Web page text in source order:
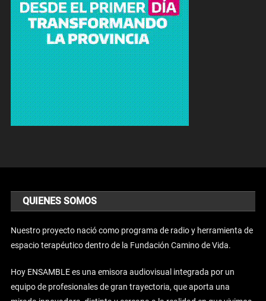
QUIENES SOMOS
Nuestro proyecto nació como programa de radio y herramienta de
espacio terapéutico dentro de la Fundación Camino de Vida.
Hoy ENSAMBLE es una emisora audiovisual integrada por un
equipo de profesionales de gran trayectoria, que aporta una